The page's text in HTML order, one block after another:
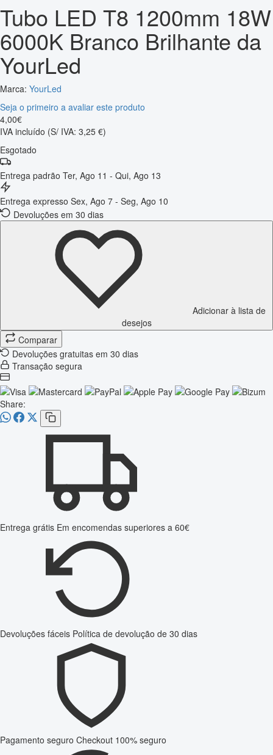
Tubo LED T8 1200mm 18W
6000K Branco Brilhante da
YourLed
Marca: YourLed
Seja o primeiro a avaliar este produto
4,00€
IVA incluído (S/ IVA: 3,25 €)
Esgotado
Entrega padrão Ter, Ago 11 - Qui, Ago 13
Entrega expresso Sex, Ago 7 - Seg, Ago 10
Devoluções em 30 dias
Adicionar à lista de
desejos
Comparar
Devoluções gratuitas em 30 dias
Transação segura
Share:
Entrega grátis Em encomendas superiores a 60€
Devoluções fáceis Política de devolução de 30 dias
Pagamento seguro Checkout 100% seguro